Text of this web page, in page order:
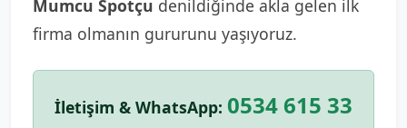
Mumcu Spotçu denildiğinde akla gelen ilk
firma olmanın gururunu yaşıyoruz.
İletişim & WhatsApp: 0534 615 33